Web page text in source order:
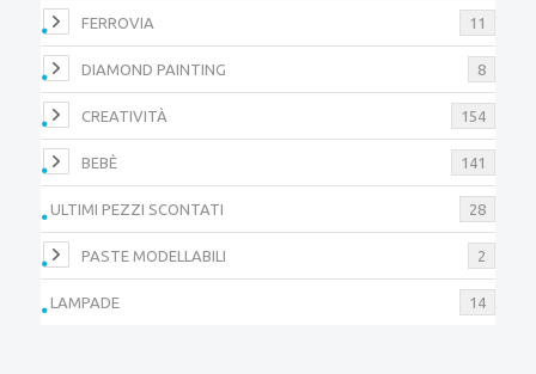
FERROVIA 11
DIAMOND PAINTING 8
CREATIVITÀ 154
BEBÈ 141
ULTIMI PEZZI SCONTATI 28
PASTE MODELLABILI 2
LAMPADE 14